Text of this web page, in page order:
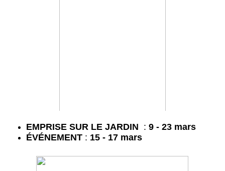
EMPRISE SUR LE JARDIN : 9 - 23 mars
ÉVÉNEMENT : 15 - 17 mars